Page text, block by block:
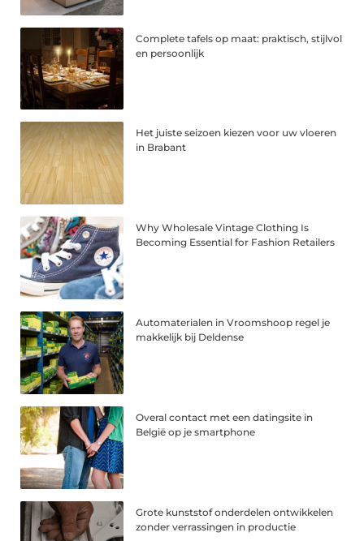
Complete tafels op maat: praktisch, stijlvol
en persoonlijk
Het juiste seizoen kiezen voor uw vloeren
in Brabant
Why Wholesale Vintage Clothing Is
Becoming Essential for Fashion Retailers
Automaterialen in Vroomshoop regel je
makkelijk bij Deldense
Overal contact met een datingsite in
België op je smartphone
Grote kunststof onderdelen ontwikkelen
zonder verrassingen in productie